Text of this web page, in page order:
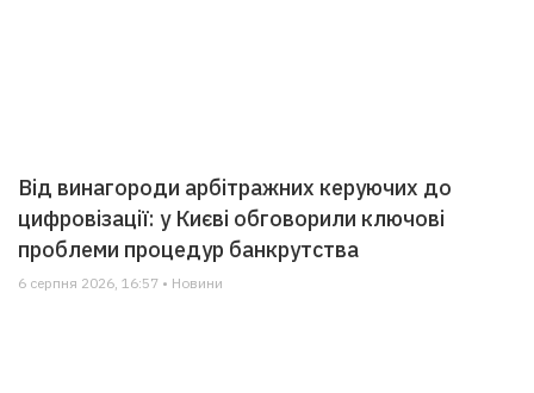
Від винагороди арбітражних керуючих до
цифровізації: у Києві обговорили ключові
проблеми процедур банкрутства
6 серпня 2026, 16:57 • Новини